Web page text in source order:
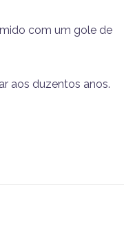
com um gole de
aos duzentos anos.